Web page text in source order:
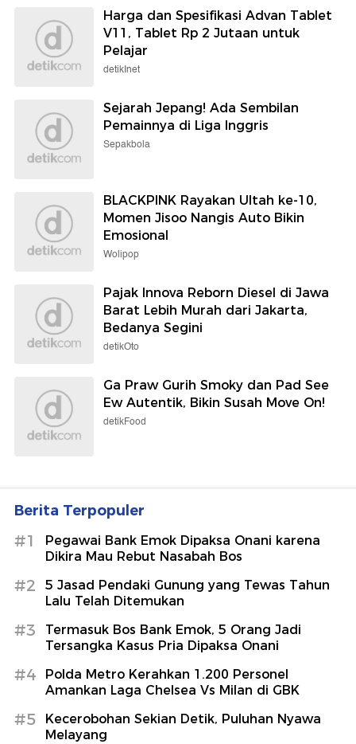
Harga dan Spesifikasi Advan Tablet
V11, Tablet Rp 2 Jutaan untuk
Pelajar
detikInet
Sejarah Jepang! Ada Sembilan
Pemainnya di Liga Inggris
Sepakbola
BLACKPINK Rayakan Ultah ke-10,
Momen Jisoo Nangis Auto Bikin
Emosional
Wolipop
Pajak Innova Reborn Diesel di Jawa
Barat Lebih Murah dari Jakarta,
Bedanya Segini
detikOto
Ga Praw Gurih Smoky dan Pad See
Ew Autentik, Bikin Susah Move On!
detikFood
Berita Terpopuler
#1
Pegawai Bank Emok Dipaksa Onani karena
Dikira Mau Rebut Nasabah Bos
#2
5 Jasad Pendaki Gunung yang Tewas Tahun
Lalu Telah Ditemukan
#3
Termasuk Bos Bank Emok, 5 Orang Jadi
Tersangka Kasus Pria Dipaksa Onani
#4
Polda Metro Kerahkan 1.200 Personel
Amankan Laga Chelsea Vs Milan di GBK
#5
Kecerobohan Sekian Detik, Puluhan Nyawa
Melayang